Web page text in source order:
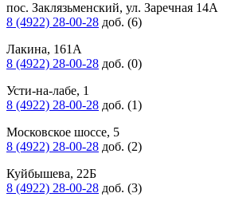
пос. Заклязьменский, ул. Заречная 14А
8 (4922) 28-00-28 доб. (6)
Лакина, 161А
8 (4922) 28-00-28 доб. (0)
Усти-на-лабе, 1
8 (4922) 28-00-28 доб. (1)
Московское шоссе, 5
8 (4922) 28-00-28 доб. (2)
Куйбышева, 22Б
8 (4922) 28-00-28 доб. (3)